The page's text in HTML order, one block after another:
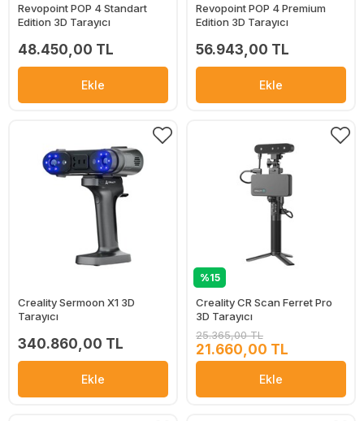
Revopoint POP 4 Standart
Edition 3D Tarayıcı
48.450,00 TL
Ekle
Revopoint POP 4 Premium
Edition 3D Tarayıcı
56.943,00 TL
Ekle
Creality Sermoon X1 3D
Tarayıcı
340.860,00 TL
Ekle
%15
Creality CR Scan Ferret Pro
3D Tarayıcı
25.365,00 TL
21.660,00 TL
Ekle